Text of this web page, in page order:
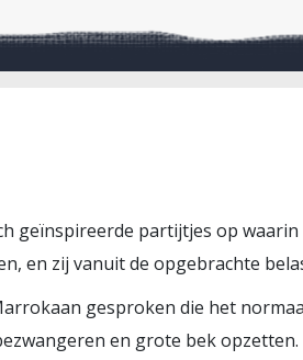
geïnspireerde partijtjes op
en zij vanuit de opgebrachte
gesproken die het
en grote bek